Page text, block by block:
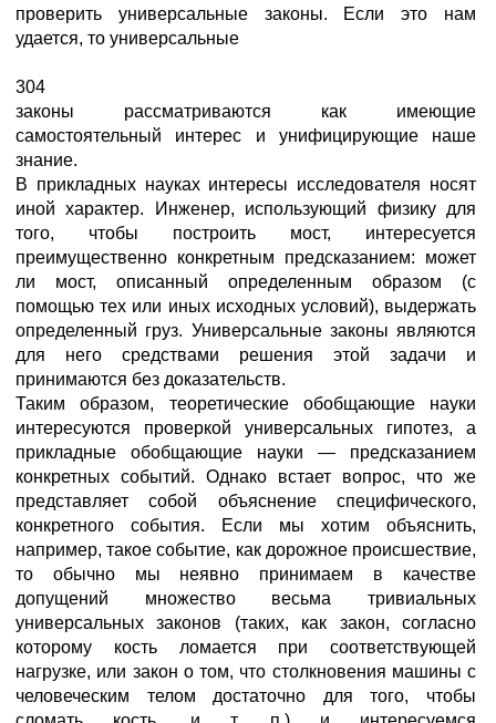
проверить универсальные законы. Если это нам
удается, то универсальные
304
законы рассматриваются как имеющие
самостоятельный интерес и унифицирующие наше
знание.
В прикладных науках интересы исследователя носят
иной характер. Инженер, использующий физику для
того, чтобы построить мост, интересуется
преимущественно конкретным предсказанием: может
ли мост, описанный определенным образом (с
помощью тех или иных исходных условий), выдержать
определенный груз. Универсальные законы являются
для него средствами решения этой задачи и
принимаются без доказательств.
Таким образом, теоретические обобщающие науки
интересуются проверкой универсальных гипотез, а
прикладные обобщающие науки — предсказанием
конкретных событий. Однако встает вопрос, что же
представляет собой объяснение специфического,
конкретного события. Если мы хотим объяснить,
например, такое событие, как дорожное происшествие,
то обычно мы неявно принимаем в качестве
допущений множество весьма тривиальных
универсальных законов (таких, как закон, согласно
которому кость ломается при соответствующей
нагрузке, или закон о том, что столкновения машины с
человеческим телом достаточно для того, чтобы